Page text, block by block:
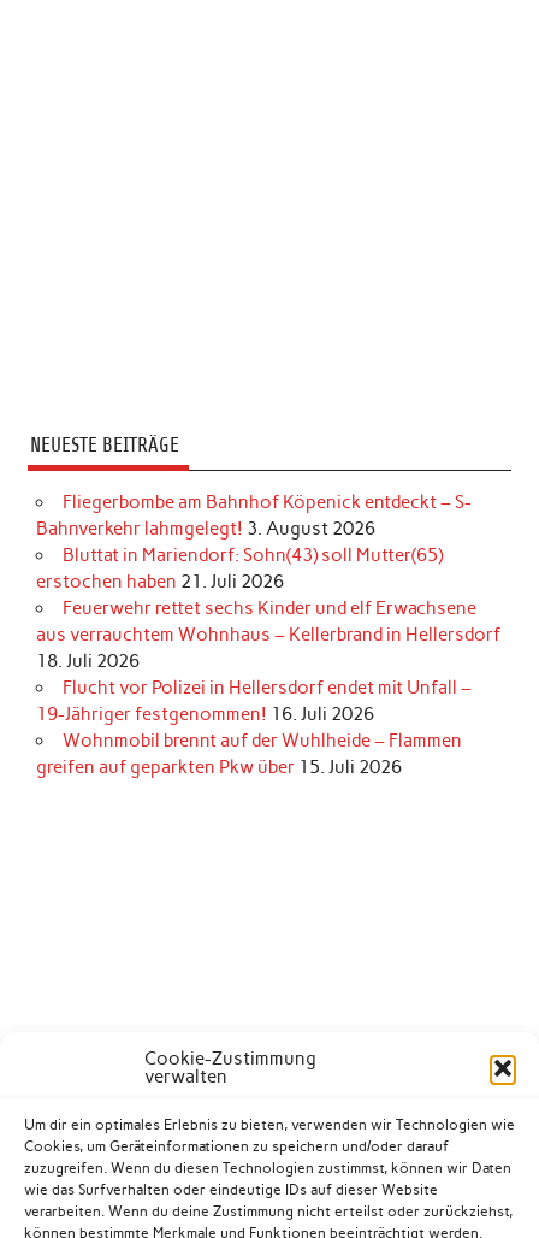
Cookie-Zustimmung
verwalten
Um dir ein optimales Erlebnis zu bieten, verwenden wir Technologien wie
Cookies, um Geräteinformationen zu speichern und/oder darauf
zuzugreifen. Wenn du diesen Technologien zustimmst, können wir Daten
wie das Surfverhalten oder eindeutige IDs auf dieser Website
verarbeiten. Wenn du deine Zustimmung nicht erteilst oder zurückziehst,
können bestimmte Merkmale und Funktionen beeinträchtigt werden.
NEUESTE BEITRÄGE
Fliegerbombe am Bahnhof Köpenick entdeckt – S-
Bahnverkehr lahmgelegt! 3. August 2026
Bluttat in Mariendorf: Sohn(43) soll Mutter(65)
erstochen haben 21. Juli 2026
Feuerwehr rettet sechs Kinder und elf Erwachsene
aus verrauchtem Wohnhaus – Kellerbrand in Hellersdorf
18. Juli 2026
Flucht vor Polizei in Hellersdorf endet mit Unfall –
19-Jähriger festgenommen! 16. Juli 2026
Wohnmobil brennt auf der Wuhlheide – Flammen
greifen auf geparkten Pkw über 15. Juli 2026